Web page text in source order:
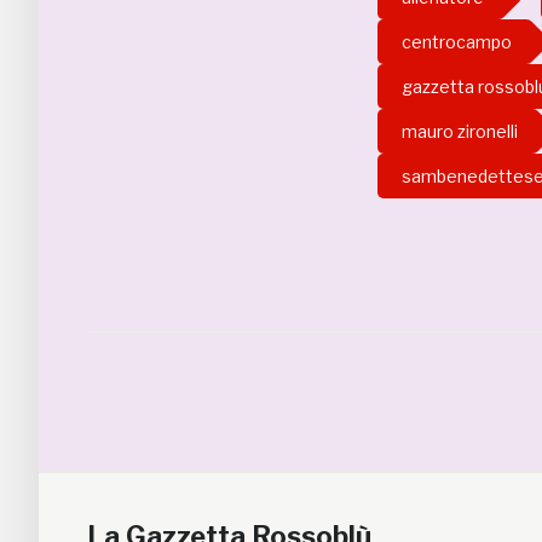
centrocampo
gazzetta
mauro zironelli
sambenedettese